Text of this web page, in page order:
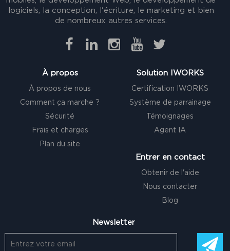
logiciels, la conception, l'écriture, le marketing et bien
de nombreux autres services.
À propos
À propos de nous
Comment ça marche ?
Sécurité
Frais et charges
Plan du site
Solution IWORKS
Certification IWORKS
Système de parrainage
Témoignages
Agent IA
Entrer en contact
Obtenir de l'aide
Nous contacter
Blog
Newsletter